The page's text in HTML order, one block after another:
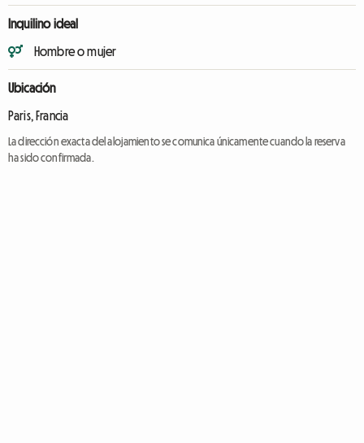
Inquilino ideal
Hombre o mujer
Ubicación
Paris, Francia
La dirección exacta del alojamiento se comunica únicamente cuando la reserva
ha sido confirmada.